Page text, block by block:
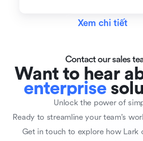
Xem chi tiết
Contact our sales
Want to hear
enterprise
Unlock the power of
Ready to streamline your team's
Get in touch to explore how Lark